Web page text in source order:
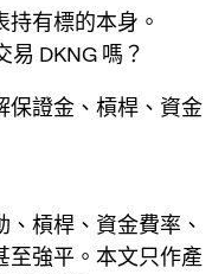
有標的本身。
易 DKNG 嗎？
保證金、槓桿、資金
槓桿、資金費率、
至強平。本文只作產